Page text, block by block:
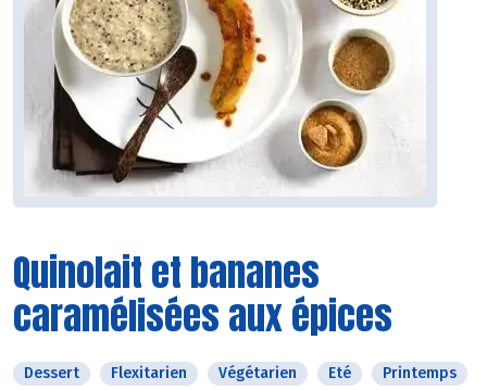
Quinolait et bananes
caramélisées aux épices
Dessert Flexitarien Végétarien Eté Printemps